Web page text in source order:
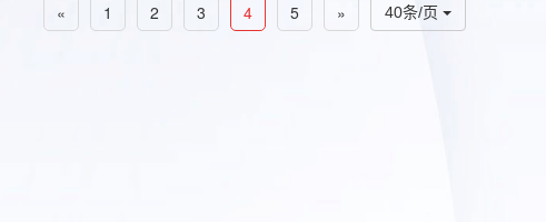
40条/页
« 1 2 3 4 5 »